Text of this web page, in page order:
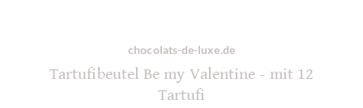
chocolats-de-luxe.de
Tartufibeutel Be my Valentine - mit 12
Tartufi